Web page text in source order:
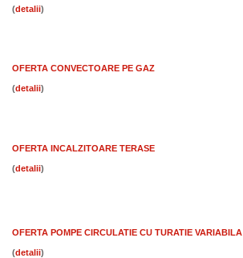
( )
OFERTA CONVECTOARE PE GAZ
( )
OFERTA INCALZITOARE TERASE
( )
OFERTA POMPE CIRCULATIE CU TURATIE VARIABILA
( )